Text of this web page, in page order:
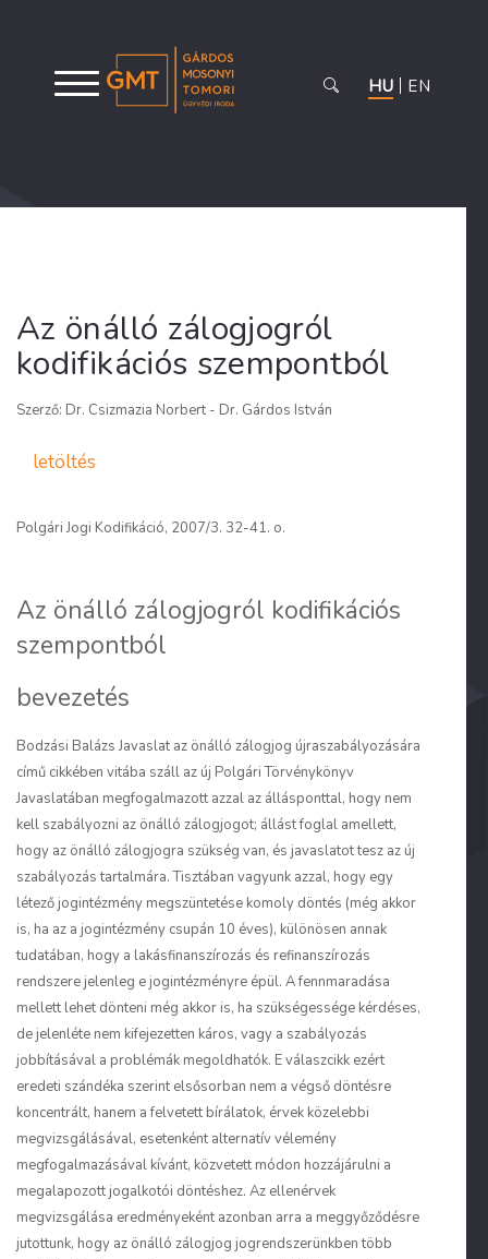
HU EN
Az önálló zálogjogról
kodifikációs szempontból
Szerző: Dr. Csizmazia Norbert - Dr. Gárdos István
letöltés
Polgári Jogi Kodifikáció, 2007/3. 32-41. o.
Az önálló zálogjogról kodifikációs
szempontból
bevezetés
Bodzási BalázsJavaslat az önálló zálogjog újraszabályozására
című cikkében vitába száll az új Polgári Törvénykönyv
Javaslatában megfogalmazott azzal az állásponttal, hogy nem
kell szabályozni az önálló zálogjogot; állást foglal amellett,
hogy az önálló zálogjogra szükség van, és javaslatot tesz az új
szabályozás tartalmára. Tisztában vagyunk azzal, hogy egy
létező jogintézmény megszüntetése komoly döntés (még akkor
is, ha az a jogintézmény csupán 10 éves), különösen annak
tudatában, hogy a lakásfinanszírozás és refinanszírozás
rendszere jelenleg e jogintézményre épül. A fennmaradása
mellett lehet dönteni még akkor is, ha szükségessége kérdéses,
de jelenléte nem kifejezetten káros, vagy a szabályozás
jobbításával a problémák megoldhatók. E válaszcikk ezért
eredeti szándéka szerint elsősorban nem a végső döntésre
koncentrált, hanem a felvetett bírálatok, érvek közelebbi
megvizsgálásával, esetenként alternatív vélemény
megfogalmazásával kívánt, közvetett módon hozzájárulni a
megalapozott jogalkotói döntéshez. Az ellenérvek
megvizsgálása eredményeként azonban arra a meggyőződésre
jutottunk, hogy az önálló zálogjog jogrendszerünkben több